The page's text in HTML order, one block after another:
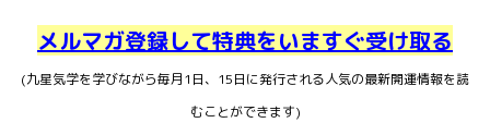
メルマガ登録して特典をいますぐ受け取る
(九星気学を学びながら毎月1日、15日に発行される人気の最新開運情報を読
むことができます)